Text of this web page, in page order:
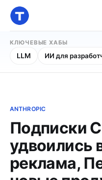
КЛЮЧЕВЫЕ ХАБЫ
LLM ИИ для
ANTHROPIC
Подписки
удвоились
реклама,